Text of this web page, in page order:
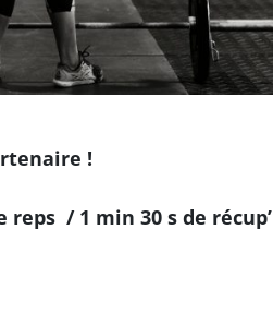
!
reps / 1 min 30 s de récup’